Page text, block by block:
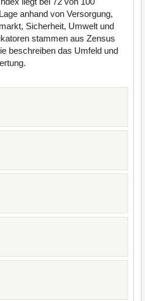
anhand von Versorgung,
Sicherheit, Umwelt und
stammen aus Zensus
beschreiben das Umfeld und